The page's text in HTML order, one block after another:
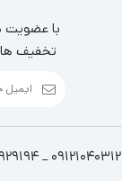
با عضویت
تخفیف
09121040312 _ 021-33929194 _ 021-36615383